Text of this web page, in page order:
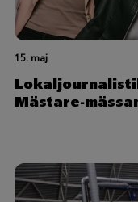
15. maj
Mästare-